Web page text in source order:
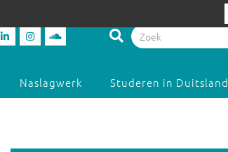
Naslagwerk Studeren in Duitsland